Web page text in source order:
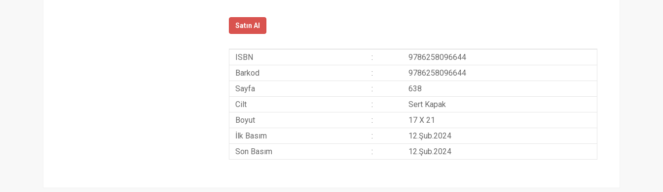
Satın Al
ISBN :
9786258096644
Barkod
:
9786258096644
Sayfa
:
638
Cilt
:
Sert Kapak
Boyut
:
17 X 21
İlk Basım
:
12.Şub.2024
Son Basım
: 12.Şub.2024